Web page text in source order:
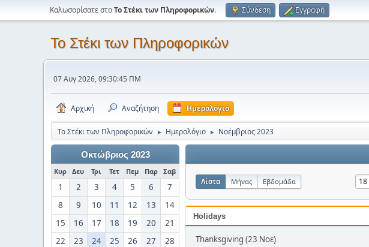
Καλωσορίσατε στοΤο Στέκι των Πληροφορικών. Σύνδεση Εγγραφή
Το Στέκι των Πληροφορικών
07 Αυγ 2026, 09:30:45 ΠΜ
Αρχική Αναζήτηση Ημερολόγιο
Το Στέκι των Πληροφορικών ► Ημερολόγιο ► Νοέμβριος 2023
Οκτώβριος 2023
Κυρ Δευ Τρι Τετ Πεμ Παρ Σαβ
1 2 3 4 5 6
7
8
9 10 11 12 13
14
15
16 17 18 19 20
21
22
23 24 25 26 27
28
Λίστα Μήνας Εβδομάδα
Holidays
Thanksgiving (23 Νοε)